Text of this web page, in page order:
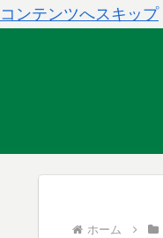
コンテンツへスキップ
ホーム